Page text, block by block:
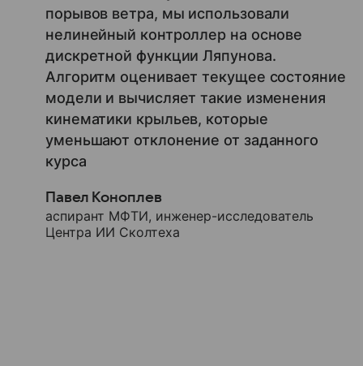
порывов ветра, мы использовали
нелинейный контроллер на основе
дискретной функции Ляпунова.
Алгоритм оценивает текущее состояние
модели и вычисляет такие изменения
кинематики крыльев, которые
уменьшают отклонение от заданного
курса
Павел Коноплев
аспирант МФТИ, инженер-исследователь
Центра ИИ Сколтеха